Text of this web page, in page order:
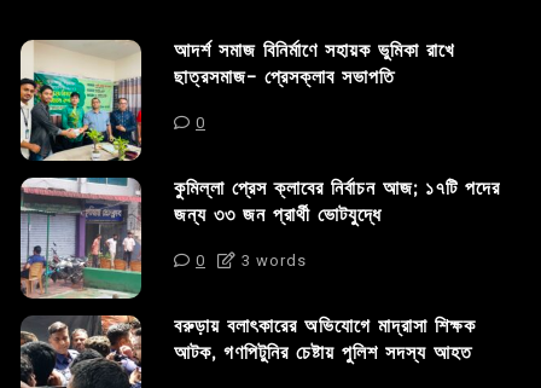
আদর্শ সমাজ বিনির্মাণে সহায়ক ভুমিকা রাখে
ছাত্রসমাজ- প্রেসক্লাব সভাপতি
0
কুমিল্লা প্রেস ক্লাবের নির্বাচন আজ; ১৭টি পদের
জন্য ৩৩ জন প্রার্থী ভোটযুদ্ধে
0 3 words
বরুড়ায় বলাৎকারের অভিযোগে মাদ্রাসা শিক্ষক
আটক, গণপিটুনির চেষ্টায় পুলিশ সদস্য আহত